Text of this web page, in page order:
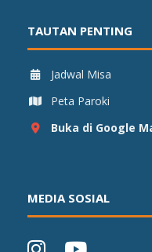
TAUTAN PENTING
Jadwal Misa
Peta Paroki
Buka di Google
MEDIA SOSIAL